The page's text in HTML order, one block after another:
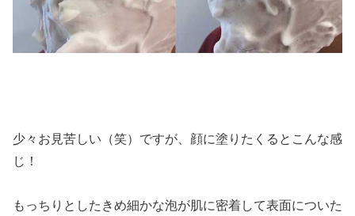
少々お見苦しい（笑）ですが、顔に塗りたくるとこんな感
じ！
もっちりとしたきめ細かな泡が肌に密着して表面についた